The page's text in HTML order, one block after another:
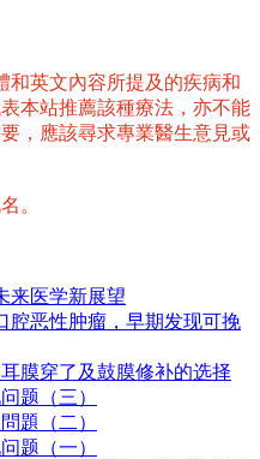
和英文內容所提及的疾病和
本站推薦該種療法，亦不能
，應該尋求專業醫生意見或
。
来医学新展望
腔恶性肿瘤，早期发现可挽
膜穿了及鼓膜修补的选择
题（三）
題（二）
题（一）